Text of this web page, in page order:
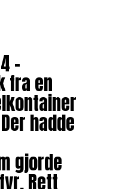
–
fra en
hadde
gjorde
Rett